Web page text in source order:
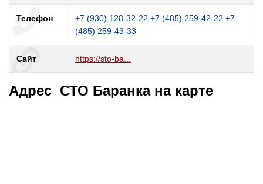
Телефон +7 (930) 128-32-22 +7 (485) 259-42-22 +7
(485) 259-43-33
Сайт https://sto-ba...
Адрес СТО Баранка на карте